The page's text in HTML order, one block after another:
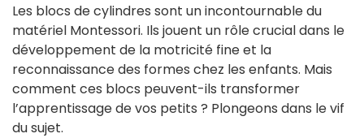
Les blocs de cylindres sont un incontournable du
matériel Montessori. Ils jouent un rôle crucial dans le
développement de la motricité fine et la
reconnaissance des formes chez les enfants. Mais
comment ces blocs peuvent-ils transformer
l’apprentissage de vos petits ? Plongeons dans le vif
du sujet.